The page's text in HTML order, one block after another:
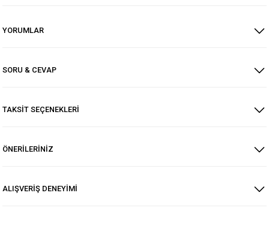
YORUMLAR
SORU & CEVAP
TAKSİT SEÇENEKLERİ
ÖNERİLERİNİZ
ALIŞVERİŞ DENEYİMİ